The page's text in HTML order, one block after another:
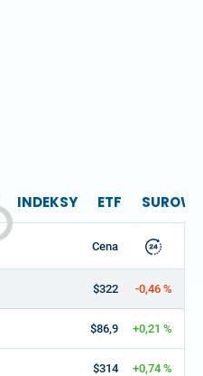
INDEKSY ETF
Cena
$322 -0,46 %
$86,9 +0,21 %
$314 +0,74 %